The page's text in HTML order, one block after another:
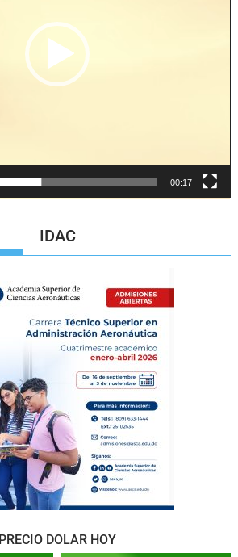
00:17
IDAC
PRECIO DOLAR HOY